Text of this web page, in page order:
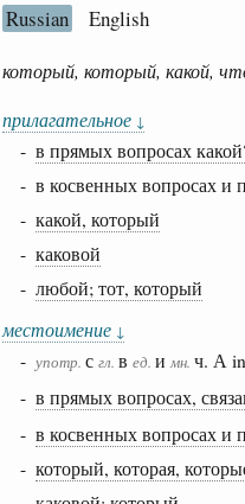
Russian English
который, который, какой,
прилагательное ↓
- в прямых вопросах
- в косвенных вопросах и
- какой, который
- каковой
- любой; тот, который
местоимение ↓
- употр. с гл. в ед. и мн. ч. А
- в прямых вопросах,
- в косвенных вопросах и
- который, которая,